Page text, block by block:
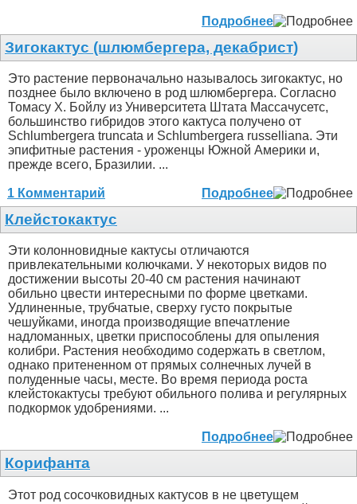
Подробнее
Зигокактус (шлюмбергера, декабрист)
Это растение первоначально называлось зигокактус, но
позднее было включено в род шлюмбергера. Согласно
Томасу Х. Бойлу из Университета Штата Массачусетс,
большинство гибридов этого кактуса получено от
Schlumbergera truncata и Schlumbergera russelliana. Эти
эпифитные растения - уроженцы Южной Америки и,
прежде всего, Бразилии. ...
1 Комментарий Подробнее
Клейстокактус
Эти колонновидные кактусы отличаются
привлекательными колючками. У некоторых видов по
достижении высоты 20-40 см растения начинают
обильно цвести интересными по форме цветками.
Удлиненные, трубчатые, сверху густо покрытые
чешуйками, иногда производящие впечатление
надломанных, цветки приспособлены для опыления
колибри. Растения необходимо содержать в светлом,
однако притененном от прямых солнечных лучей в
полуденные часы, месте. Во время периода роста
клейстокактусы требуют обильного полива и регулярных
подкормок удобрениями. ...
Подробнее
Корифанта
Этот род сосочковидных кактусов в не цветущем